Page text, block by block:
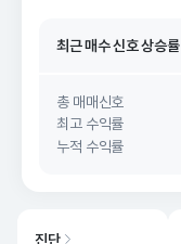
최근 매수 신호 상승률
최근 매수 신호
총 매매신호
최고 수익률
누적 수익률
진단